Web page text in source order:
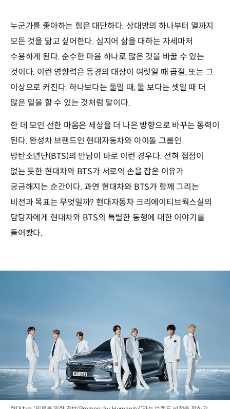
누군가를 좋아하는 힘은 대단하다. 상대방의 하나부터 열까지
모든 것을 닮고 싶어한다. 심지어 삶을 대하는 자세마저
수용하게 된다. 순수한 마음 하나로 많은 것을 바꿀 수 있는
것이다. 이런 영향력은 동경의 대상이 여럿일 때 곱절, 또는 그
이상으로 커진다. 하나보다는 둘일 때, 둘 보다는 셋일 때 더
많은 일을 할 수 있는 것처럼 말이다.
한 데 모인 선한 마음은 세상을 더 나은 방향으로 바꾸는 동력이
된다. 완성차 브랜드인 현대자동차와 아이돌 그룹인
방탄소년단(BTS)의 만남이 바로 이런 경우다. 전혀 접점이
없는 듯한 현대차와 BTS가 서로의 손을 잡은 이유가
궁금해지는 순간이다. 과연 현대차와 BTS가 함께 그리는
비전과 목표는 무엇일까? 현대자동차 크리에이티브웍스실의
담당자에게 현대차와 BTS의 특별한 동행에 대한 이야기를
들어봤다.